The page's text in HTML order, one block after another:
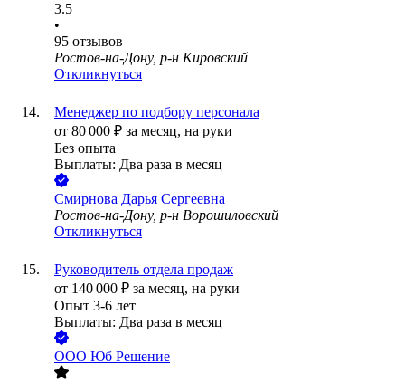
3.5
•
95 отзывов
Ростов-на-Дону, р-н Кировский
Откликнуться
Менеджер по подбору персонала
от 80 000 ₽ за месяц, на руки
Без опыта
Выплаты: Два раза в месяц
Смирнова Дарья Сергеевна
Ростов-на-Дону, р-н Ворошиловский
Откликнуться
Руководитель отдела продаж
от 140 000 ₽ за месяц, на руки
Опыт 3-6 лет
Выплаты: Два раза в месяц
ООО Юб Решение